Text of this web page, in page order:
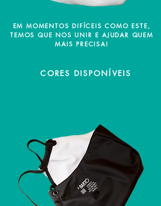
EM MOMENTOS DIFÍCEIS COMO ESTE,
TEMOS QUE NOS UNIR E AJUDAR QUEM
MAIS PRECISA!
CORES DISPONÍVEIS